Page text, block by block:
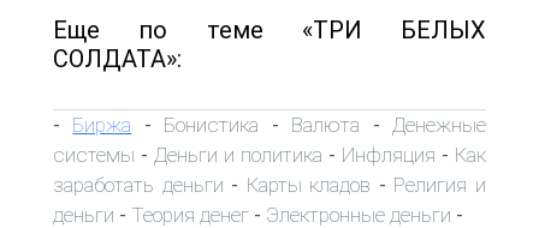
Еще по теме «ТРИ БЕЛЫХ
СОЛДАТА»:
- Биржа - Бонистика - Валюта -Денежные
системы - Деньги и политика - Инфляция - Как
заработать деньги - Карты кладов - Религия и
деньги - Теория денег - Электронные деньги -